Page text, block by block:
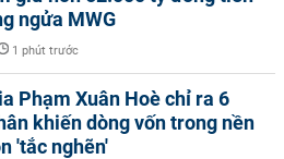
ngửa MWG
1 phút trước
Phạm Xuân Hoè chỉ ra 6
khiến dòng vốn trong nền
'tắc nghẽn'